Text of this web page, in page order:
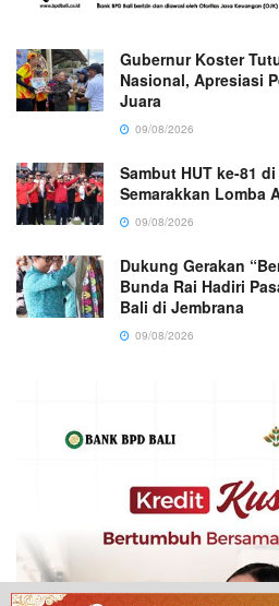
Gubernur Koster
Nasional, Apresiasi
Juara
09/08/2026
Sambut HUT ke-81
Semarakkan Lomba
09/08/2026
Dukung Gerakan
Bunda Rai Hadiri
Bali di Jembrana
09/08/2026